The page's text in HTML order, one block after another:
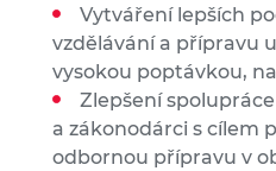
Vytváření lepších
vzdělávání a přípravu
vysokou poptávkou,
Zlepšení
a zákonodárci s cílem
odbornou přípravu v